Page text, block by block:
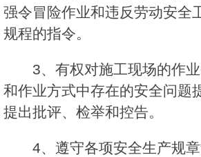
强令冒险作业和违反劳动安全
规程的指令。
3、有权对施工现场的作
和作业方式中存在的安全问题
提出批评、检举和控告。
4、遵守各项安全生产规